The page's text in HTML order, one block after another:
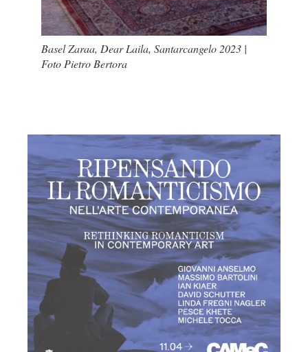
Basel Zaraa, Dear Laila, Santarcangelo 2023 |
Foto Pietro Bertora